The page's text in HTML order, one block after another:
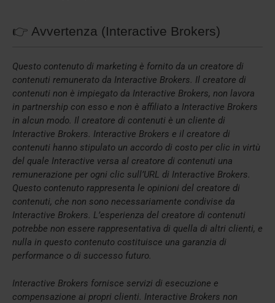
👉 Avvertenza (Interactive Brokers)
Questo contenuto di marketing è fornito da un creatore di
contenuti remunerato da Interactive Brokers. Il creatore di
contenuti non è impiegato da Interactive Brokers, non lavora
in partnership con esso e non è affiliato a Interactive Brokers
in alcun modo. Il creatore di contenuti è un cliente di
Interactive Brokers. Interactive Brokers e il creatore di
contenuti hanno stipulato un accordo di costo per clic in virtù
del quale Interactive versa al creatore di contenuti una
remunerazione per ogni clic sull’URL di Interactive Brokers.
Questo contenuto rappresenta le opinioni del creatore di
contenuti, che non sono necessariamente condivise da
Interactive Brokers. L’esperienza del creatore di contenuti
potrebbe non essere rappresentativa di quella di altri clienti, e
nulla in questo contenuto costituisce una garanzia di
performance o di successo futuro.
Interactive Brokers fornisce servizi di esecuzione e
compensazione ai propri clienti. Interactive Brokers non